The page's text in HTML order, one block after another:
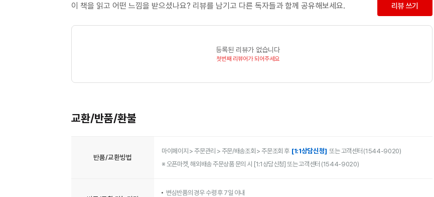
이 책을 읽고 어떤 느낌을 받으셨나요? 리뷰를 남기고 다른 독자들과 함께 공유해보세요. 리뷰 쓰기
등록된 리뷰가 없습니다
첫번째 리뷰어가 되어주세요
교환/반품/환불
반품/교환방법
마이페이지 > 주문관리 > 주문/배송조회 > 주문조회 후 [1:1상담신청] 또는 고객센터 (1544-9020)
※ 오픈마켓, 해외배송 주문상품 문의 시 [1:1상담신청] 또는 고객센터 (1544-9020)
변심반품의 경우 수령 후 7일 이내